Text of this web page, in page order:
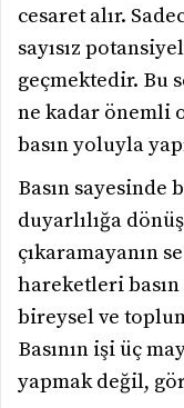
cesaret alır.
sayısız
geçmektedir. Bu
ne kadar önemli
basın yoluyla
Basın
duyarlılığa
çıkaramayanın
hareketleri
bireysel ve
Basının işi üç
yapmak değil,